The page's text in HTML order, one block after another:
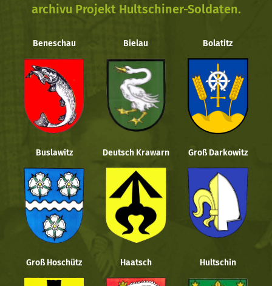
archivu Projekt Hultschiner-Soldaten.
Beneschau Bielau Bolatitz
Buslawitz Deutsch Krawarn Groß Darkowitz
Groß Hoschütz Haatsch Hultschin